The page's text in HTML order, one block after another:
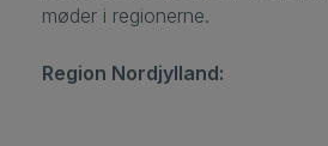
møder i regionerne.
Region Nordjylland: